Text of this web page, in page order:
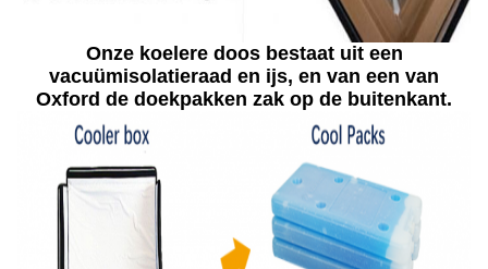
Onze koelere doos bestaat uit een
vacuümisolatieraad en ijs, en van een van
Oxford de doekpakken zak op de buitenkant.